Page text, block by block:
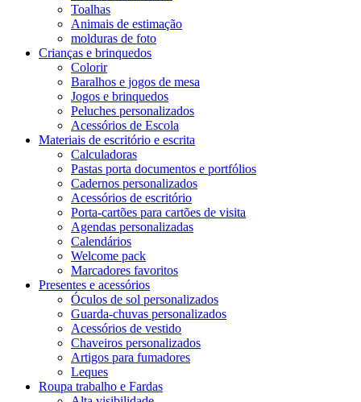
Toalhas
Animais de estimação
molduras de foto
Crianças e brinquedos
Colorir
Baralhos e jogos de mesa
Jogos e brinquedos
Peluches personalizados
Acessórios de Escola
Materiais de escritório e escrita
Calculadoras
Pastas porta documentos e portfólios
Cadernos personalizados
Acessórios de escritório
Porta-cartões para cartões de visita
Agendas personalizadas
Calendários
Welcome pack
Marcadores favoritos
Presentes e acessórios
Óculos de sol personalizados
Guarda-chuvas personalizados
Acessórios de vestido
Chaveiros personalizados
Artigos para fumadores
Leques
Roupa trabalho e Fardas